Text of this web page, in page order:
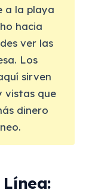
a la playa
hacia
ver las
Los
sirven
vistas que
dinero